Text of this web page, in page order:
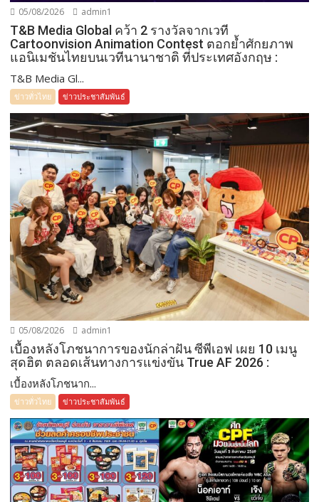
05/08/2026 admin1
T&B Media Global คว้า 2 รางวัลจากเวที
Cartoonvision Animation Contest ตอกย้ำศักยภาพ
แอนิเมชันไทยบนเวทีนานาชาติ ที่ประเทศอังกฤษ :
T&B Media Gl...
ข่าวทั่วไทย ข่าวประชาสัมพันธ์
05/08/2026 admin1
เบื้องหลังโภชนาการของนักล่าฝัน ซีพีเอฟ เผย 10 เมนู
สุดฮิต ตลอดเส้นทางการแข่งขัน True AF 2026 :
เบื้องหลังโภชนาก...
ข่าวทั่วไทย ข่าวประชาสัมพันธ์